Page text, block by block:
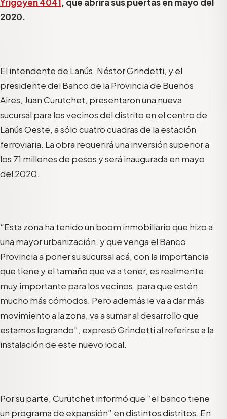
2020.
El intendente de Lanús, Néstor Grindetti, y el
presidente del Banco de la Provincia de Buenos
Aires, Juan Curutchet, presentaron una nueva
sucursal para los vecinos del distrito en el centro de
Lanús Oeste, a sólo cuatro cuadras de la estación
ferroviaria. La obra requerirá una inversión superior a
los 71 millones de pesos y será inaugurada en mayo
del 2020.
“Esta zona ha tenido un boom inmobiliario que hizo a
una mayor urbanización, y que venga el Banco
Provincia a poner su sucursal acá, con la importancia
que tiene y el tamaño que va a tener, es realmente
muy importante para los vecinos, para que estén
mucho más cómodos. Pero además le va a dar más
movimiento a la zona, va a sumar al desarrollo que
estamos logrando”, expresó Grindetti al referirse a la
instalación de este nuevo local.
Por su parte, Curutchet informó que “el banco tiene
un programa de expansión” en distintos distritos. En